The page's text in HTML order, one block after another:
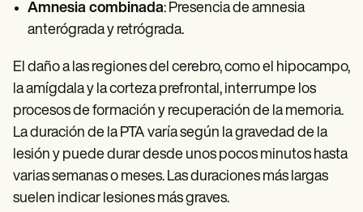
Amnesia combinada: Presencia de amnesia
anterógrada y retrógrada.
El daño a las regiones del cerebro, como el hipocampo,
la amígdala y la corteza prefrontal, interrumpe los
procesos de formación y recuperación de la memoria.
La duración de la PTA varía según la gravedad de la
lesión y puede durar desde unos pocos minutos hasta
varias semanas o meses. Las duraciones más largas
suelen indicar lesiones más graves.